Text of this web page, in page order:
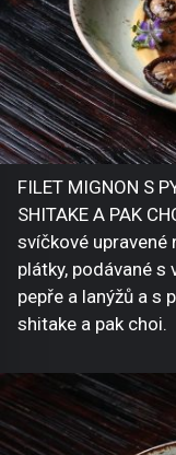
FILET MIGNON S
SHITAKE A PAK
svíčkové upravené
plátky, podávané
pepře a lanýžů a s
shitake a pak choi.